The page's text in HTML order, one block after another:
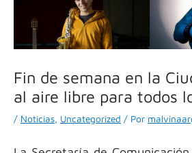
Fin de semana en la
al aire libre para todos
/ Noticias, Uncategorized / Por